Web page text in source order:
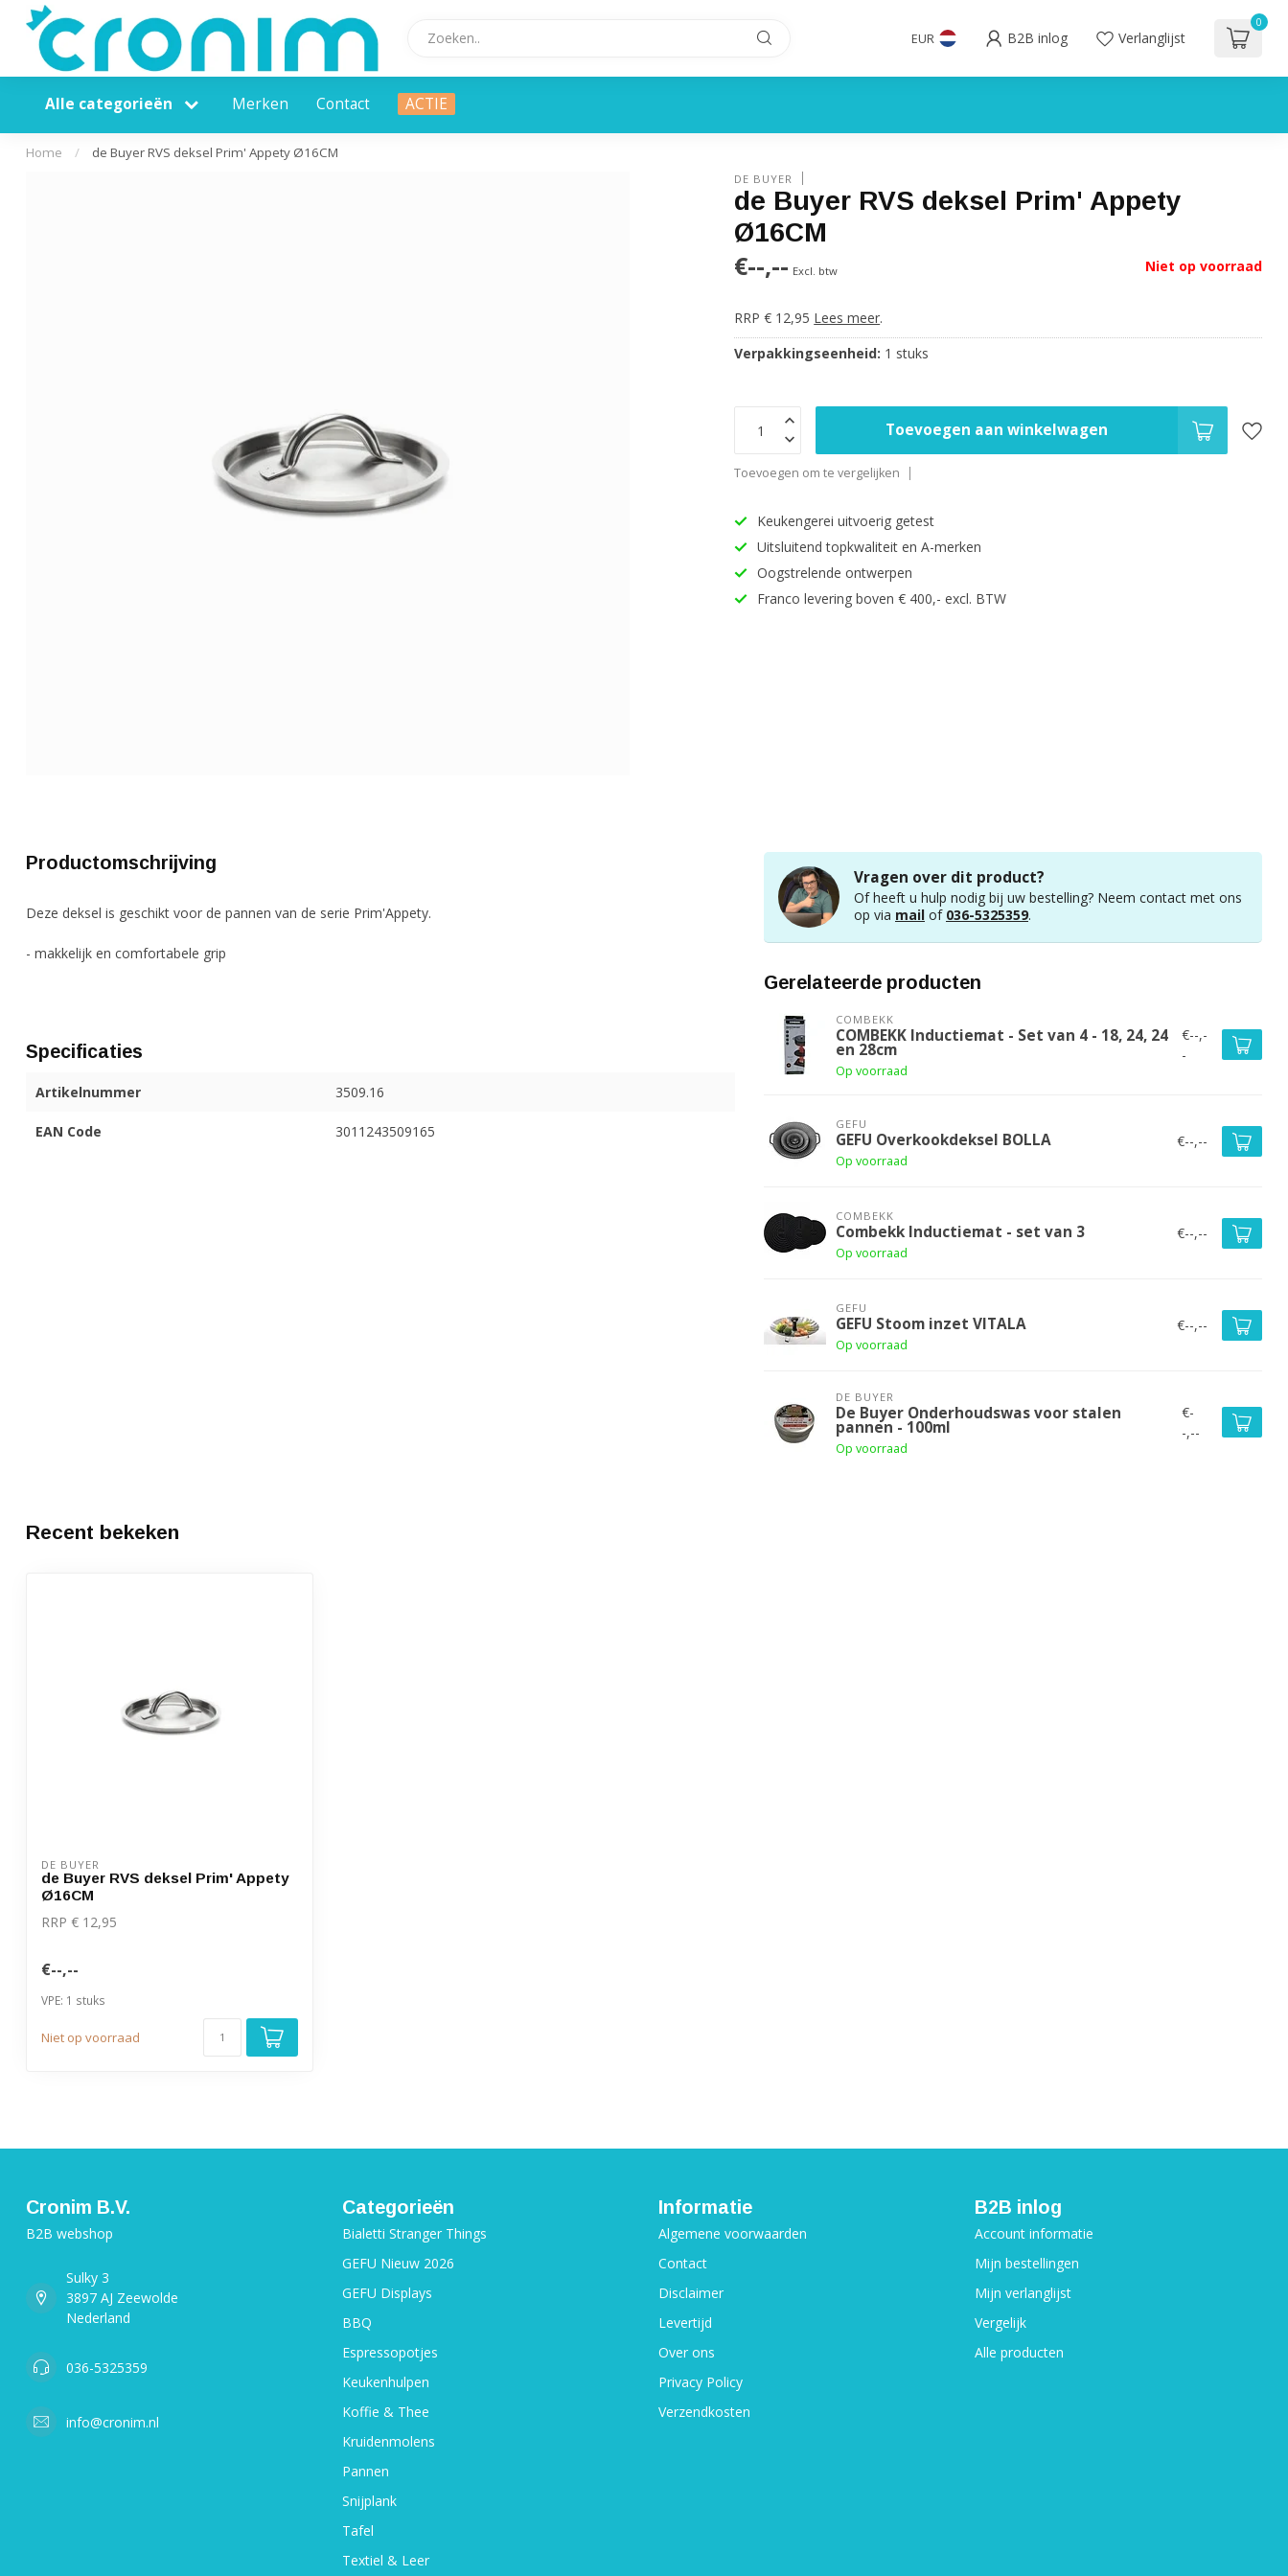
EUR B2B inlog Verlanglijst
0
Alle categorieën Merken Contact ACTIE
Home / de Buyer RVS deksel Prim' Appety Ø16CM
DE BUYER
de Buyer RVS deksel Prim' Appety
Ø16CM
€--,-- Excl. btw Niet op voorraad
RRP € 12,95 Lees meer.
Verpakkingseenheid: 1 stuks
Toevoegen aan winkelwagen
Toevoegen om te vergelijken
Keukengerei uitvoerig getest
Uitsluitend topkwaliteit en A-merken
Oogstrelende ontwerpen
Franco levering boven € 400,- excl. BTW
Productomschrijving
Deze deksel is geschikt voor de pannen van de serie Prim'Appety.
- makkelijk en comfortabele grip
Specificaties
Artikelnummer 3509.16
EAN Code 3011243509165
Vragen over dit product?
Of heeft u hulp nodig bij uw bestelling? Neem contact met ons
op via mail of 036-5325359.
Gerelateerde producten
COMBEKK
COMBEKK Inductiemat - Set van 4 - 18, 24, 24
en 28cm
Op voorraad
€--,-
-
GEFU
GEFU Overkookdeksel BOLLA
Op voorraad
€--,--
COMBEKK
Combekk Inductiemat - set van 3
Op voorraad
€--,--
GEFU
GEFU Stoom inzet VITALA
Op voorraad
€--,--
DE BUYER
De Buyer Onderhoudswas voor stalen
pannen - 100ml
Op voorraad
€-
-,--
Recent bekeken
DE BUYER
de Buyer RVS deksel Prim' Appety
Ø16CM
RRP € 12,95
€--,--
VPE: 1 stuks
Niet op voorraad
Cronim B.V.
B2B webshop
Sulky 3
3897 AJ Zeewolde
Nederland
036-5325359
info@cronim.nl
Categorieën
Bialetti Stranger Things
GEFU Nieuw 2026
GEFU Displays
BBQ
Espressopotjes
Keukenhulpen
Koffie & Thee
Kruidenmolens
Pannen
Snijplank
Tafel
Textiel & Leer
Informatie
Algemene voorwaarden
Contact
Disclaimer
Levertijd
Over ons
Privacy Policy
Verzendkosten
B2B inlog
Account informatie
Mijn bestellingen
Mijn verlanglijst
Vergelijk
Alle producten